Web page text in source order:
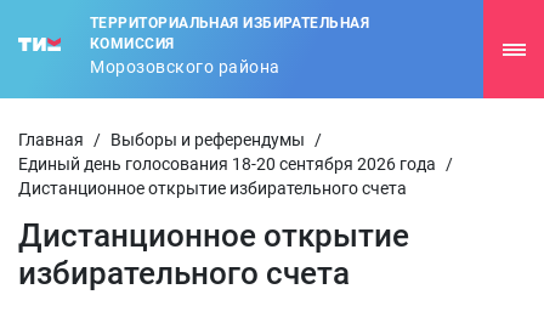
ТЕРРИТОРИАЛЬНАЯ ИЗБИРАТЕЛЬНАЯ
КОМИССИЯ
Морозовского района
Главная / Выборы и референдумы
/
Единый день голосования 18-20 сентября 2026 года
/
Дистанционное открытие избирательного счета
Дистанционное открытие
избирательного счета